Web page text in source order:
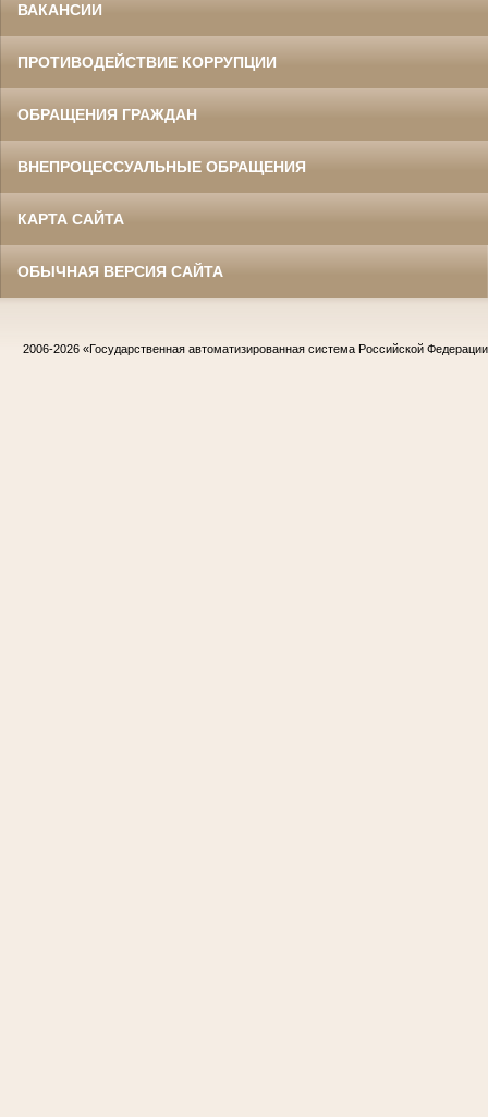
ВАКАНСИИ
ПРОТИВОДЕЙСТВИЕ КОРРУПЦИИ
ОБРАЩЕНИЯ ГРАЖДАН
ВНЕПРОЦЕССУАЛЬНЫЕ ОБРАЩЕНИЯ
КАРТА САЙТА
ОБЫЧНАЯ ВЕРСИЯ САЙТА
2006-2026 «Государственная автоматизированная система Российской